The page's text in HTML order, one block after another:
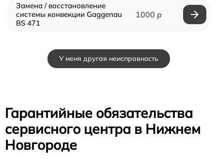
Замена / восстановление
системы конвекции Gaggenau
BS 471
1000 р
У меня другая неисправность
Гарантийные обязательства
сервисного центра в Нижнем
Новгороде